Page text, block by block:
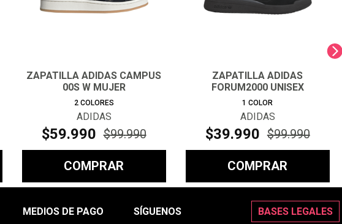
ZAPATILLA ADIDAS CAMPUS
00S W MUJER
2 COLORES
ADIDAS
$59.990 $99.990
COMPRAR
ZAPATILLA ADIDAS
FORUM2000 UNISEX
1 COLOR
ADIDAS
$39.990 $99.990
COMPRAR
MEDIOS DE PAGO SÍGUENOS BASES LEGALES